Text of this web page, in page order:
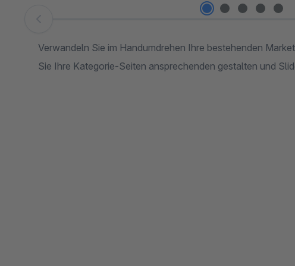
Skip image gallery
Verwandeln Sie im Handumdrehen Ihre bestehenden
Sie Ihre Kategorie-Seiten ansprechenden gestalten und